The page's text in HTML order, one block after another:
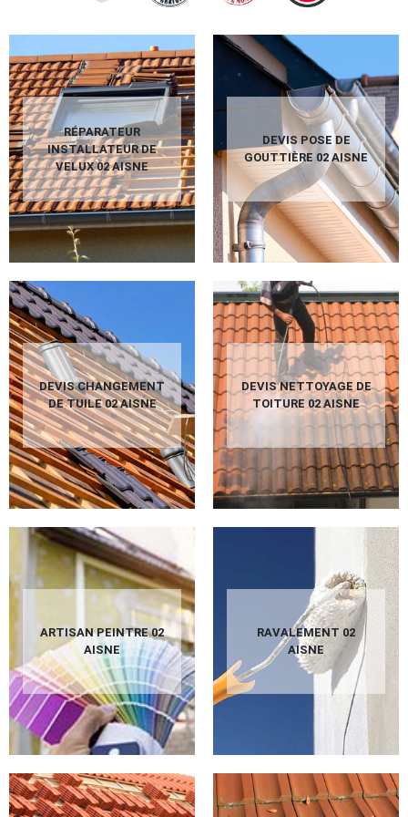
RÉPARATEUR
INSTALLATEUR DE
VELUX 02 AISNE
DEVIS POSE DE
GOUTTIÈRE 02 AISNE
DEVIS CHANGEMENT
DE TUILE 02 AISNE
DEVIS NETTOYAGE DE
TOITURE 02 AISNE
ARTISAN PEINTRE 02
AISNE
RAVALEMENT 02
AISNE